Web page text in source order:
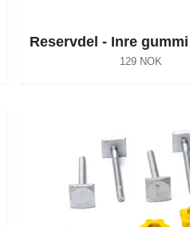
Reservdel - Inre
129 NOK